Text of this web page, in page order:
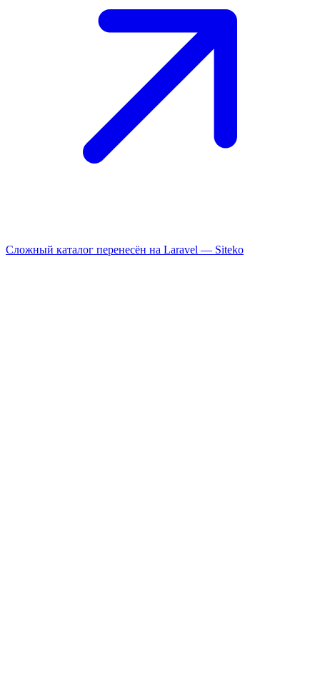
Сложный каталог перенесён на Laravel — Siteko